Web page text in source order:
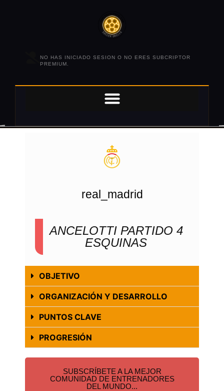
NO HAS INICIADO SESION O NO ERES SUBCRIPTOR
PREMIUM.
real_madrid
ANCELOTTI PARTIDO 4
ESQUINAS
OBJETIVO
ORGANIZACIÓN Y DESARROLLO
PUNTOS CLAVE
PROGRESIÓN
SUBSCRÍBETE A LA MEJOR
COMUNIDAD DE ENTRENADORES
DEL MUNDO...